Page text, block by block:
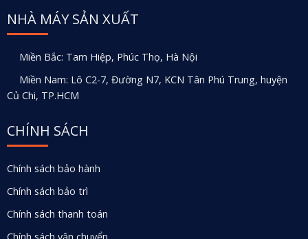
NHÀ MÁY SẢN XUẤT
Miền Bắc: Tam Hiệp, Phúc Thọ, Hà Nội
Miền Nam: Lô C2-7, Đường N7, KCN Tân Phú Trung, huyện
Củ Chi, TP.HCM
CHÍNH SÁCH
Chính sách bảo hành
Chính sách bảo trì
Chính sách thanh toán